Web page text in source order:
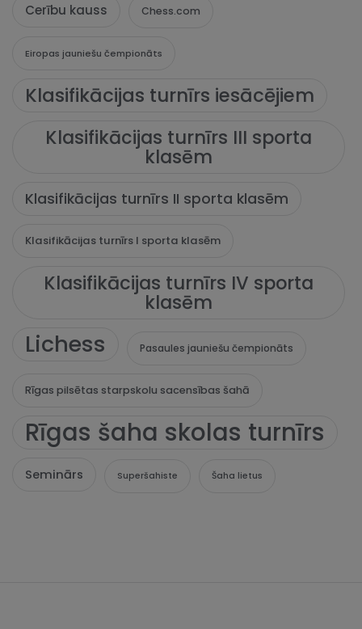
Cerību kauss Chess.com
Eiropas jauniešu čempionāts
Klasifikācijas turnīrs iesācējiem
Klasifikācijas turnīrs III sporta
klasēm
Klasifikācijas turnīrs II sporta klasēm
Klasifikācijas turnīrs I sporta klasēm
Klasifikācijas turnīrs IV sporta
klasēm
Lichess Pasaules jauniešu čempionāts
Rīgas pilsētas starpskolu sacensības šahā
Rīgas šaha skolas turnīrs
Seminārs Superšahiste Šaha lietus